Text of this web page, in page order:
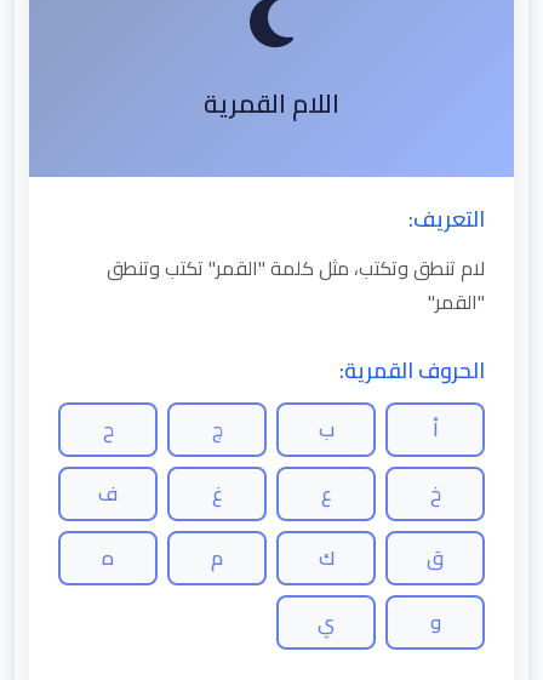
اللام القمرية
التعريف:
لام تنطق وتكتب، مثل كلمة "القمر" تكتب وتنطق
"القمر"
الحروف القمرية:
أ ب ج
ح
خ
ع غ
ف
ق
ك م
ه
و
ي